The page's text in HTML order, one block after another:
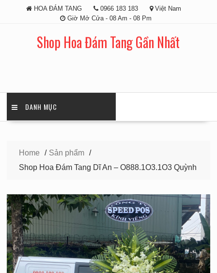
HOA ĐÁM TANG 0966 183 183
Việt Nam
Giờ Mở Cửa - 08 Am - 08 Pm
Shop Hoa Đám Tang Gần Nhất
DANH MỤC
Home
Sản phẩm
Shop Hoa Đám Tang Dĩ An – O888.1O3.1O3 Quỳnh